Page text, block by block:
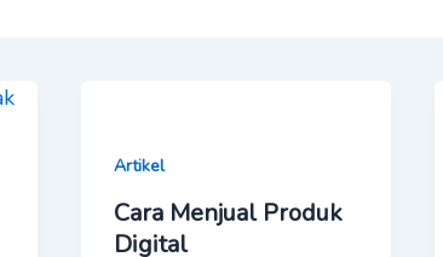
Artikel
Cara Menjual Produk
Digital